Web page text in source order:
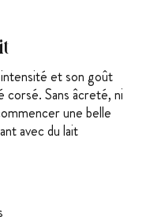
et son goût
Sans âcreté, ni
une belle
avec du lait